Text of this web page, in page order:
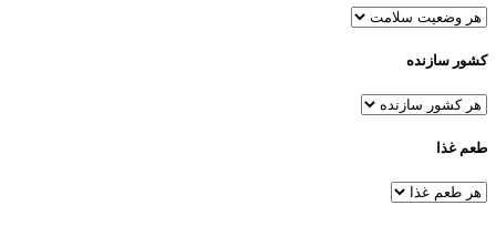
کشور سازنده
طعم غذا